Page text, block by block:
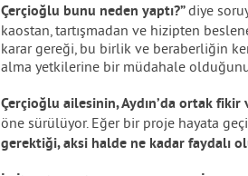
Çerçioğlu bunu neden yaptı?”diye
kaostan, tartışmadan ve hizipten
karar gereği, bu birlik ve beraberliğin
alma yetkilerine bir müdahale
Çerçioğlu ailesinin, Aydın’da ortak fikir
öne sürülüyor. Eğer bir proje hayata
gerektiği, aksi halde ne kadar faydalı